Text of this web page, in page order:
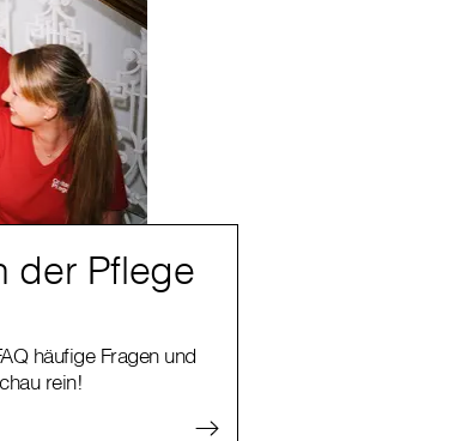
der Pflege
häufige Fragen und
rein!